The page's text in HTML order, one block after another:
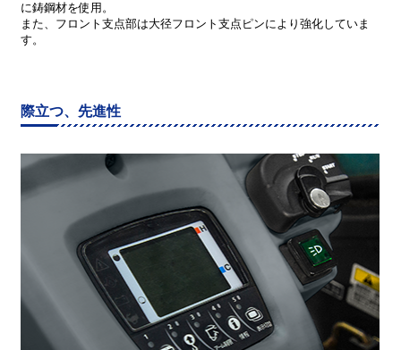
に鋳鋼材を使用。
また、フロント支点部は大径フロント支点ピンにより強化していま
す。
際立つ、先進性